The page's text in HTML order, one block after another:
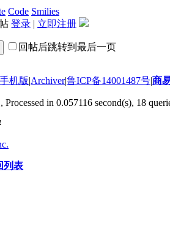
Code Smilies
登录 | 立即注册
回帖后跳转到最后一页
手机版|Archiver|鲁ICP备14001487号|商
, Processed in 0.057116 second(s), 18
列表